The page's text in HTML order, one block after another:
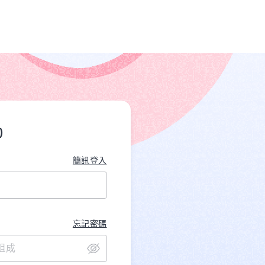
簡訊登入
忘記密碼